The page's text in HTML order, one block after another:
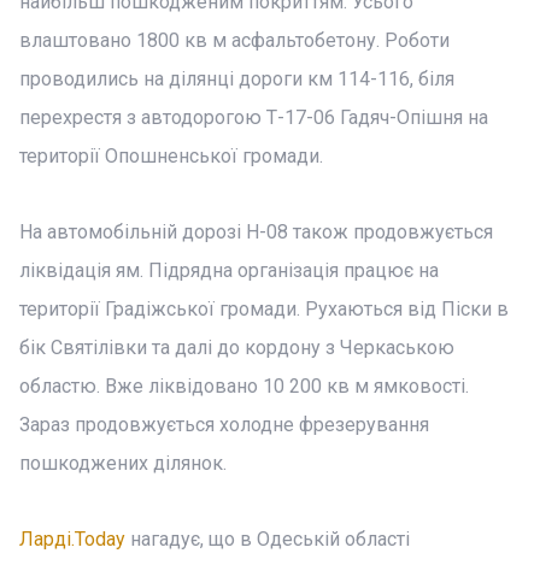
влаштовано 1800 кв м асфальтобетону. Роботи
проводились на ділянці дороги км 114-116, біля
перехрестя з автодорогою Т-17-06 Гадяч-Опішня на
території Опошненської громади.
На автомобільній дорозі Н-08 також продовжується
ліквідація ям. Підрядна організація працює на
території Градіжської громади. Рухаються від Піски в
бік Святілівки та далі до кордону з Черкаською
областю. Вже ліквідовано 10 200 кв м ямковості.
Зараз продовжується холодне фрезерування
пошкоджених ділянок.
Ларді.Today нагадує, що в Одеській області